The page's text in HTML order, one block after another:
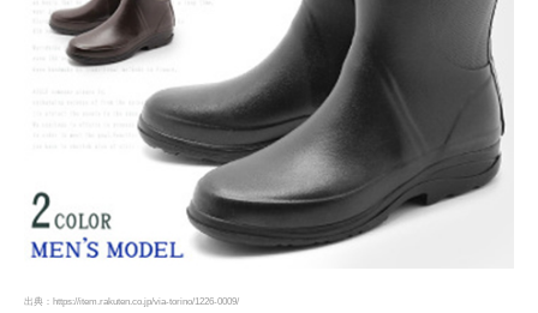
出典：https://item.rakuten.co.jp/via-torino/1226-0009/